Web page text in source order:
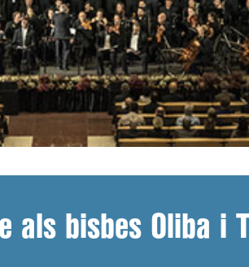
als bisbes Oliba i